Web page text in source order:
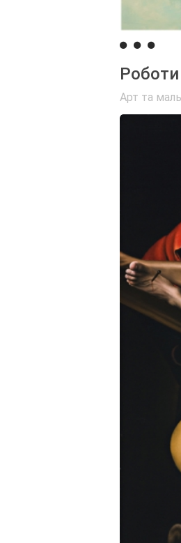
Роботи
Арт та